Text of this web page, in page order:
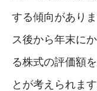
する傾向があり
ス後から年末に
る株式の評価額
とが考えられま